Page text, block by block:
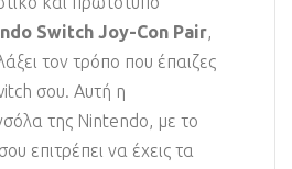
Switch Joy-Con Pair,
τον τρόπο που έπαιζες
σου. Αυτή η
της Nintendo, με το
επιτρέπει να έχεις τα